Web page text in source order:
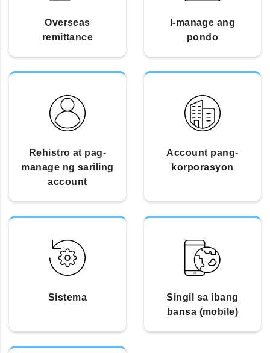
Overseas
remittance
I-manage ang
pondo
Rehistro at pag-
manage ng sariling
account
Account pang-
korporasyon
Sistema
Singil sa ibang
bansa (mobile)